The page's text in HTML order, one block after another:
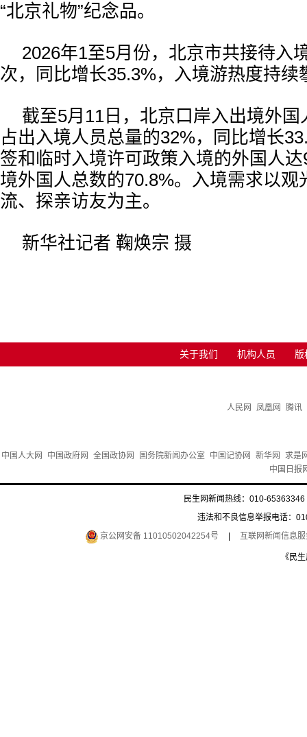
“北京礼物”纪念品。
2026年1至5月份，北京市共接待入
次，同比增长35.3%，入境游热度持续
截至5月11日，北京口岸入出境外国
占出入境人员总量的32%，同比增长
签和临时入境许可政策入境的外国人
境外国人总数的70.8%。入境需求以观
流、探亲访友为主。
新华社记者 鞠焕宗 摄
关于我们 机构人员 版
人民网 凤凰网 腾讯
中国人大网 中国政府网 全国政协网 国务院新闻办公室 中国记协网 新华网
求是
中国日报
民生网新闻热线：010-
违法和不良信息举报电话：
京公网安备 11010502042254号
互联网新闻信息
《民